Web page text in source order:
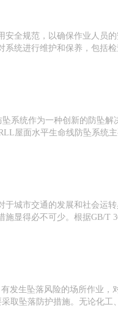
全规范，以确保作业人员
统进行维护和保养，包括
系统作为一种创新的防坠解
屋面水平生命线防坠系统
城市交通的发展和社会运
显得必不可少。根据GB/T
发生坠落风险的场所作业，
取坠落防护措施。无论化工